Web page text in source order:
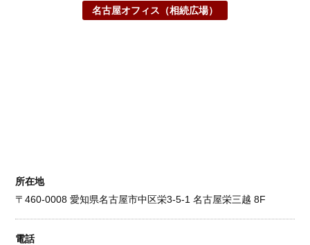
名古屋オフィス（相続広場）
所在地
〒460-0008 愛知県名古屋市中区栄3-5-1 名古屋栄三越 8F
電話